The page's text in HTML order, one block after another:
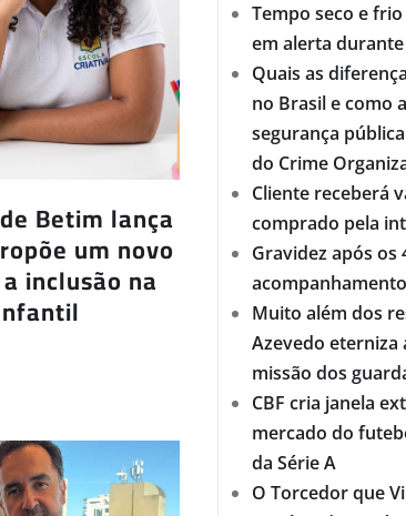
Betim lança
um novo
inclusão na
Tempo seco e
em alerta
Quais as
no Brasil e como
segurança
do Crime
Cliente receberá
comprado pela
Gravidez após os
Muito além dos
Azevedo eterniza
missão dos
CBF cria janela
mercado do
da Série A
O Torcedor que